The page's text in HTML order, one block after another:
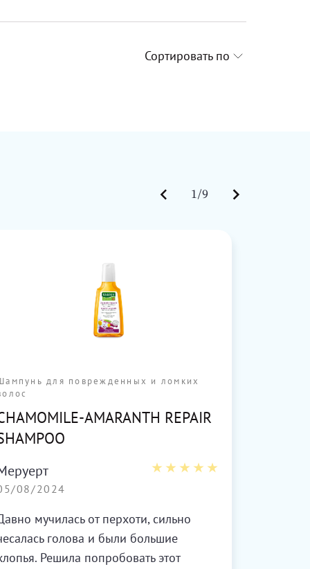
Сортировать по
1/9
для поврежденных и ломких
AMARANTH REPAIR
08/2024
мучилась от перхоти, сильно
голова и были большие
Решила попробовать этот